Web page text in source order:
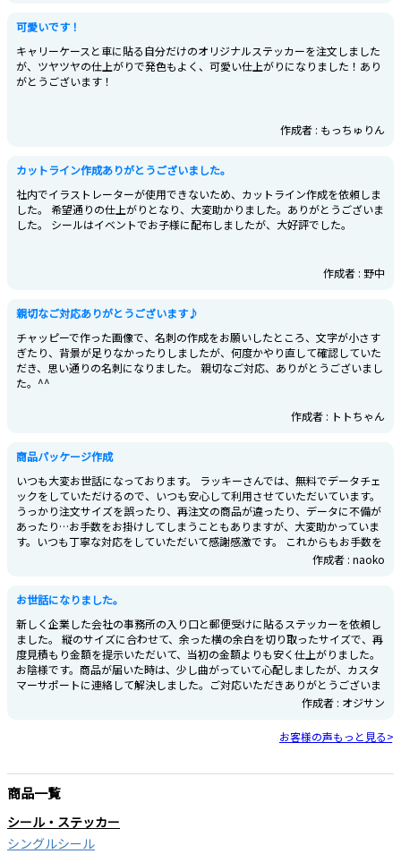
可愛いです！
キャリーケースと車に貼る自分だけのオリジナルステッカーを注文しました
が、ツヤツヤの仕上がりで発色もよく、可愛い仕上がりになりました！あり
がとうございます！
作成者 : もっちゅりん
カットライン作成ありがとうございました。
社内でイラストレーターが使用できないため、カットライン作成を依頼しま
した。 希望通りの仕上がりとなり、大変助かりました。ありがとうございま
した。 シールはイベントでお子様に配布しましたが、大好評でした。
作成者 : 野中
親切なご対応ありがとうございます♪
チャッピーで作った画像で、名刺の作成をお願いしたところ、文字が小さす
ぎたり、背景が足りなかったりしましたが、何度かやり直して確認していた
だき、思い通りの名刺になりました。 親切なご対応、ありがとうございまし
た。^^
作成者 : トトちゃん
商品パッケージ作成
いつも大変お世話になっております。 ラッキーさんでは、無料でデータチェ
ックをしていただけるので、いつも安心して利用させていただいています。
うっかり注文サイズを誤ったり、再注文の商品が違ったり、データに不備が
あったり…お手数をお掛けしてしまうこともありますが、大変助かっていま
す。いつも丁寧な対応をしていただいて感謝感激です。 これからもお手数を
お掛けしてしまうことが、あるかもしれませんが、どうぞ見捨てず変わらず
作成者 : naoko
お世話になりました。
新しく企業した会社の事務所の入り口と郵便受けに貼るステッカーを依頼し
ました。 縦のサイズに合わせて、余った横の余白を切り取ったサイズで、再
度見積もり金額を提示いただいて、当初の金額よりも安く仕上がりました。
お陰様です。商品が届いた時は、少し曲がっていて心配しましたが、カスタ
マーサポートに連絡して解決しました。ご対応いただきありがとうございま
した。 また、名刺などお願いしようと思っていますので、よろしくお願いし
作成者 : オジサン
お客様の声もっと見る>
商品一覧
シール・ステッカー
シングルシール